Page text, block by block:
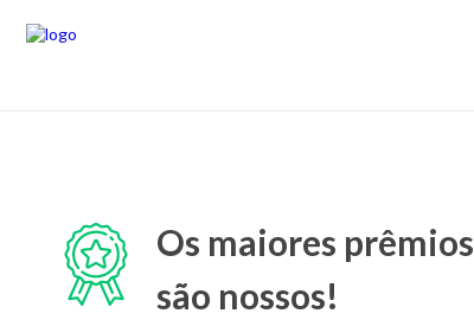
Os maiores prêmios
são nossos!